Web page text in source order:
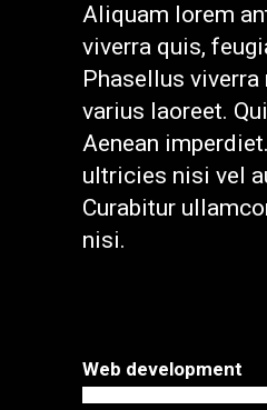
Aliquam lorem
viverra quis,
Phasellus
varius laoreet.
Aenean
ultricies nisi vel
Curabitur
nisi.
Web development